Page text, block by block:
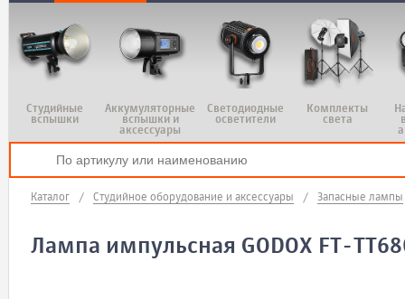
Студийные
вспышки
Аккумуляторные
вспышки и
аксессуары
Светодиодные
осветители
Комплекты
света
Каталог / Студийное оборудование и аксессуары / Запасные лампы
Лампа импульсная GODOX FT-